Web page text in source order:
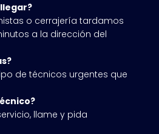
o cerrajería tardamos
a la dirección del
de técnicos urgentes que
llame y pida